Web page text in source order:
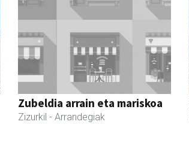
Zubeldia arrain eta mariskoa
Zizurkil - Arrandegiak